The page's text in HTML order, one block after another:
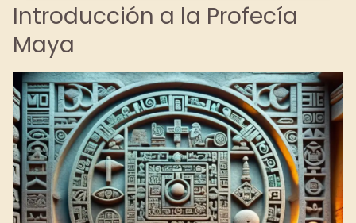
Introducción a la Profecía
Maya